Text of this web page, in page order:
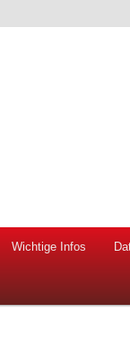
Wichtige Infos